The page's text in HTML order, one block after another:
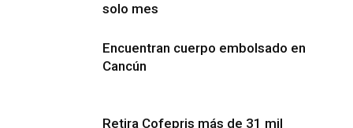
solo mes
Encuentran cuerpo embolsado en
Cancún
Retira Cofepris más de 31 mil